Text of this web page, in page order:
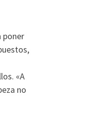
poner
«A
no